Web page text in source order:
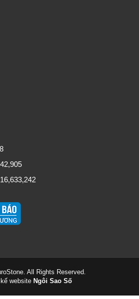
42,905
16,633,242
All Rights Reserved.
website Ngôi Sao Số